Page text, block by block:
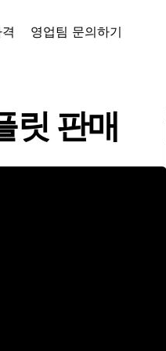
영업팀 문의하기
릿 판매